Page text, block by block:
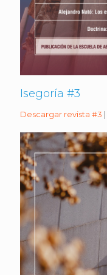
Isegoría #3
Descargar revista #3 |